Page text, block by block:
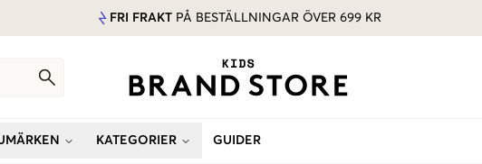
FRI FRAKT PÅ BESTÄLLNINGAR ÖVER 699 KR
KATEGORIER GUIDER